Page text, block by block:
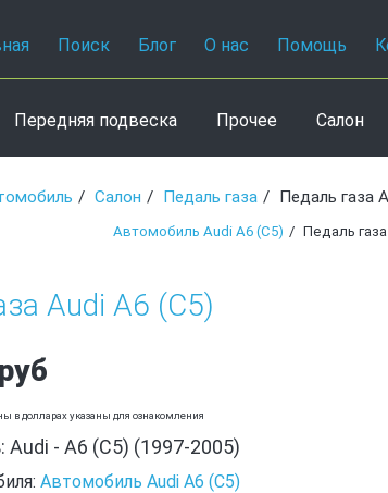
Поиск Блог О нас Помощь
Передняя подвеска Прочее Салон
Салон Педаль газа Педаль газа
Автомобиль Audi A6 (C5) Педаль
Audi A6 (C5)
в долларах указаны для ознакомления
- A6 (C5) (1997-2005)
Автомобиль Audi A6 (C5)